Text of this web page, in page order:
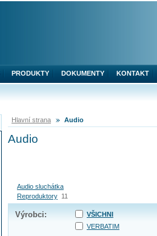
Hlavní strana Audio
Audio
Audio sluchátka
Reproduktory 11
Výrobci:
VŠICHNI
VERBATIM
PRODUKTY DOKUMENTY KONTAKT